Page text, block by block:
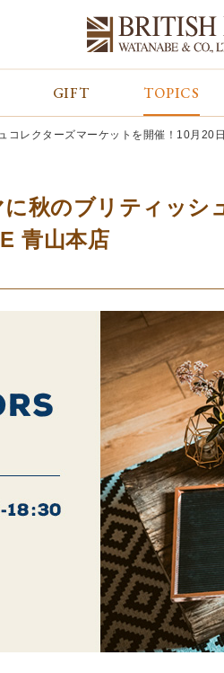
カテゴリから探す
財布
マフラー&ストール
帽子&グローブ
GIFT TOPICS
コレクターズマーケットを開催！10月20
秋のブリティッシ
青山本店